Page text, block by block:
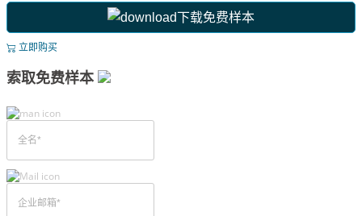
下载免费样本
立即购买
索取免费样本